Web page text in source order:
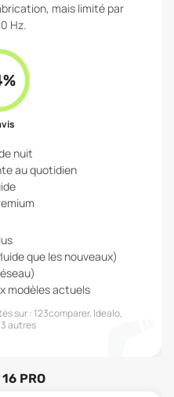
mais limité par
Hz.
%
nuit
au quotidien
que les nouveaux)
modèles actuels
sur : 123comparer, Idealo,
autres
PRO